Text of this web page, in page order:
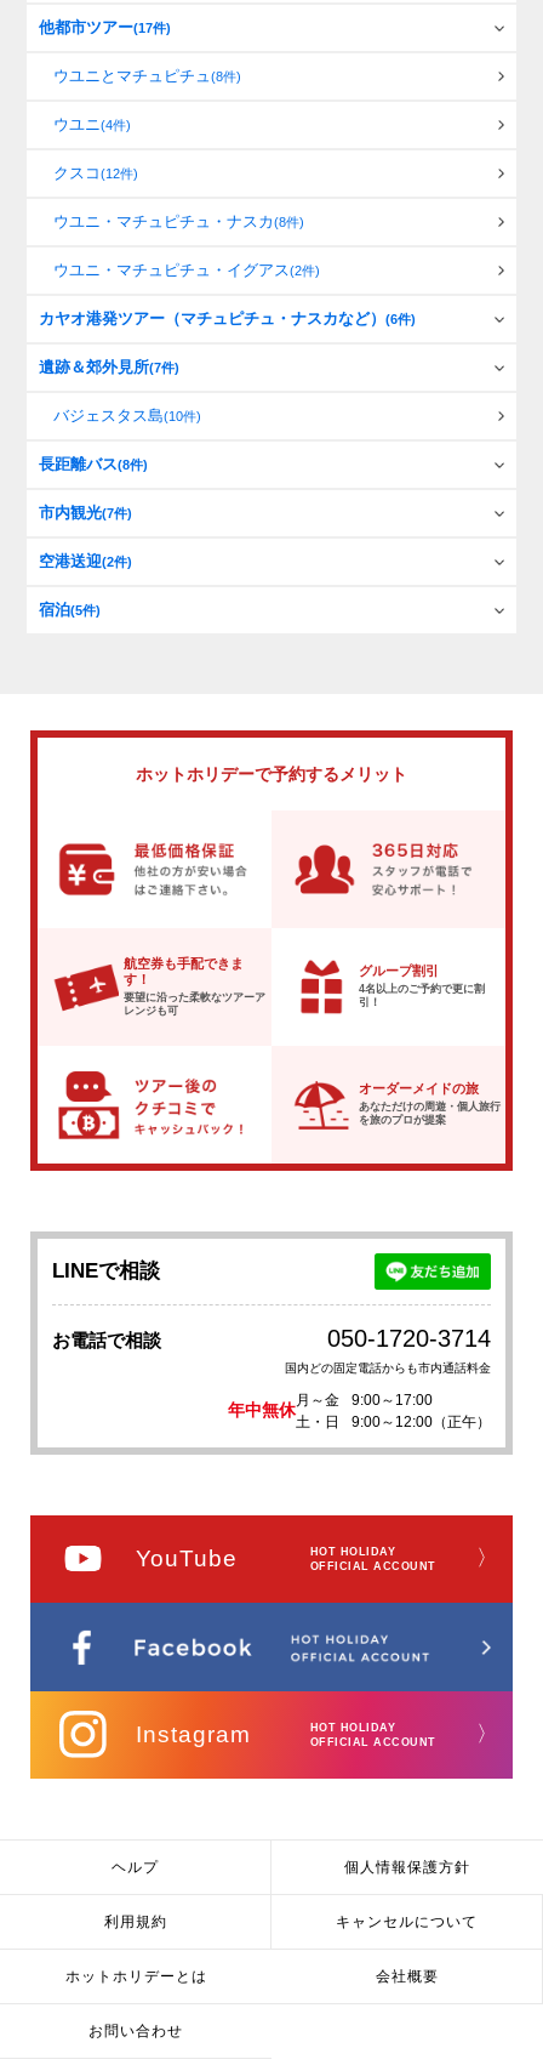
他都市ツアー(17件)
ウユニとマチュピチュ(8件)
ウユニ(4件)
クスコ(12件)
ウユニ・マチュピチュ・ナスカ(8件)
ウユニ・マチュピチュ・イグアス(2件)
カヤオ港発ツアー（マチュピチュ・ナスカなど）(6件)
遺跡＆郊外見所(7件)
バジェスタス島(10件)
長距離バス(8件)
市内観光(7件)
空港送迎(2件)
宿泊(5件)
ホットホリデーで予約するメリット
航空券も手配できま
す！
要望に沿った柔軟なツアーア
レンジも可
グループ割引
4名以上のご予約で更に割
引！
オーダーメイドの旅
あなただけの周遊・個人旅行
を旅のプロが提案
LINEで相談
お電話で相談 050-1720-3714
国内どの固定電話からも市内通話料金
年中無休
月～金
9:00～17:00
土・日
9:00～12:00（正午）
YouTube
HOT HOLIDAY
OFFICIAL ACCOUNT
〉
Instagram
HOT HOLIDAY
OFFICIAL ACCOUNT
〉
ヘルプ 個人情報保護方針
利用規約 キャンセルについて
ホットホリデーとは 会社概要
お問い合わせ